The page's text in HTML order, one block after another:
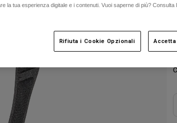
la tua esperienza digitale e i contenuti. Vuoi saperne di più? Consulta
Rifiuta i Cookie Opzionali